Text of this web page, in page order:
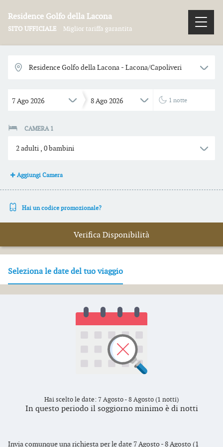
Residence Golfo della Lacona
SITO UFFICIALE Miglior tariffa garantita
7Ago2026 8Ago2026 1 notte
CAMERA 1
2adulti , 0bambini
Aggiungi Camera
Hai un codice promozionale?
Verifica Disponibilità
Seleziona le date del tuo viaggio
Hai scelto le date: 7 Agosto - 8 Agosto (1 notti)
In questo periodo il soggiorno minimo è di notti
Invia comunque una richiesta per le date 7 Agosto - 8 Agosto (1